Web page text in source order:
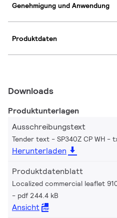
Genehmigung und Anwendung
Produktdaten
Downloads
Produktunterlagen
Ausschreibungstext
Tender text - SP340Z CP WH
Herunterladen
Produktdatenblatt
Localized commercial leaflet
pdf 244.4 kB
Ansicht